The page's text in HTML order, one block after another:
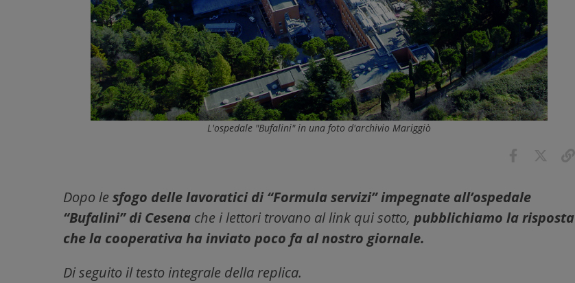
L'ospedale "Bufalini" in una foto d'archivio Mariggiò
Dopo le sfogo delle lavoratici di “Formula servizi” impegnate all’ospedale
“Bufalini” di Cesena che i lettori trovano al link qui sotto, pubblichiamo la risposta
che la cooperativa ha inviato poco fa al nostro giornale.
Di seguito il testo integrale della replica.